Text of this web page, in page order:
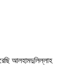
আলহামদুলিল্লাহ